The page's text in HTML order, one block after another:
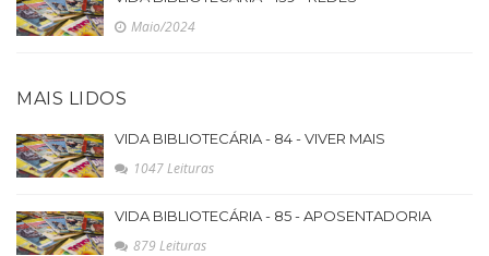
Maio/2024
MAIS LIDOS
VIDA BIBLIOTECÁRIA - 84 - VIVER MAIS
1047 Leituras
VIDA BIBLIOTECÁRIA - 85 - APOSENTADORIA
879 Leituras